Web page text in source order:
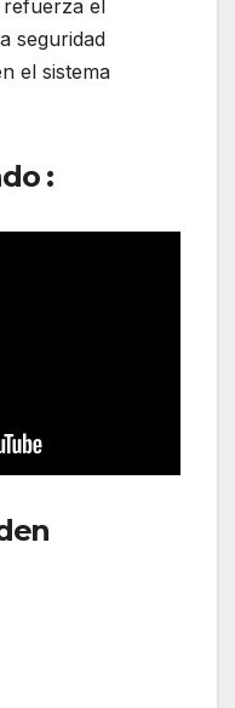
el
seguridad
el sistema
: